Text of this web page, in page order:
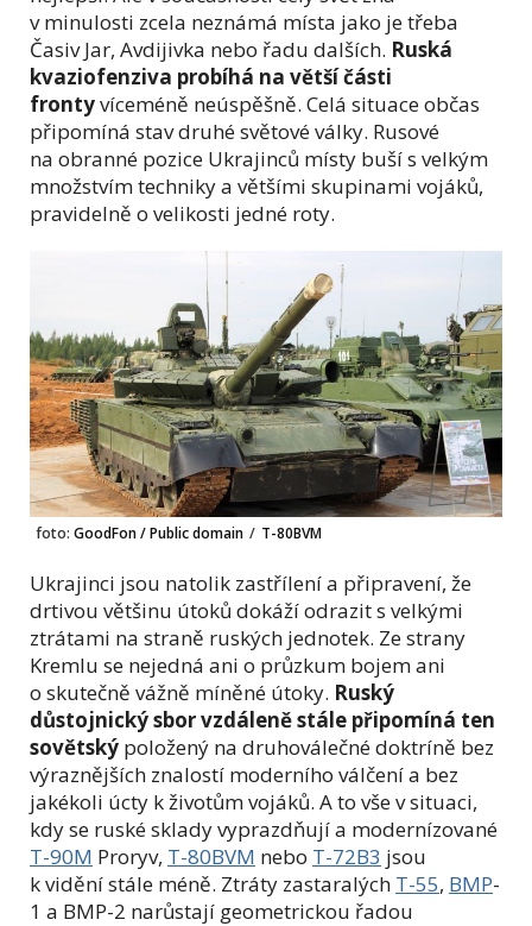
v minulosti zcela neznámá místa jako je třeba
Časiv Jar, Avdijivka nebo řadu dalších. Ruská
kvaziofenziva probíhá na větší části
frontyvíceméně neúspěšně. Celá situace občas
připomíná stav druhé světové války. Rusové
na obranné pozice Ukrajinců místy buší s velkým
množstvím techniky a většími skupinami vojáků,
pravidelně o velikosti jedné roty.
foto: GoodFon / Public domain / T-80BVM
Ukrajinci jsou natolik zastřílení a připravení, že
drtivou většinu útoků dokáží odrazit s velkými
ztrátami na straně ruských jednotek. Ze strany
Kremlu se nejedná ani o průzkum bojem ani
o skutečně vážně míněné útoky. Ruský
důstojnický sbor vzdáleně stále připomíná ten
sovětský položený na druhoválečné doktríně bez
výraznějších znalostí moderního válčení a bez
jakékoli úcty k životům vojáků. A to vše v situaci,
kdy se ruské sklady vyprazdňují a modernízované
T-90M Proryv, T-80BVM nebo T-72B3 jsou
k vidění stále méně. Ztráty zastaralých T-55, BMP-
1 a BMP-2 narůstají geometrickou řadou